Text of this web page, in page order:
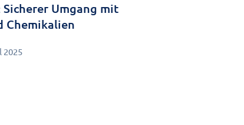
Umgang mit
Chemikalien
2025